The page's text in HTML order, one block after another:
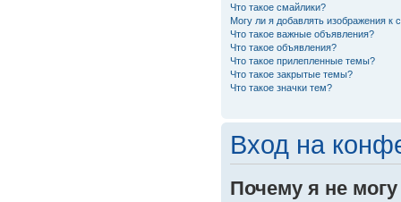
Что такое смайлики?
Могу ли я добавлять изображения к
Что такое важные объявления?
Что такое объявления?
Что такое прилепленные темы?
Что такое закрытые темы?
Что такое значки тем?
Вход на
Почему я не